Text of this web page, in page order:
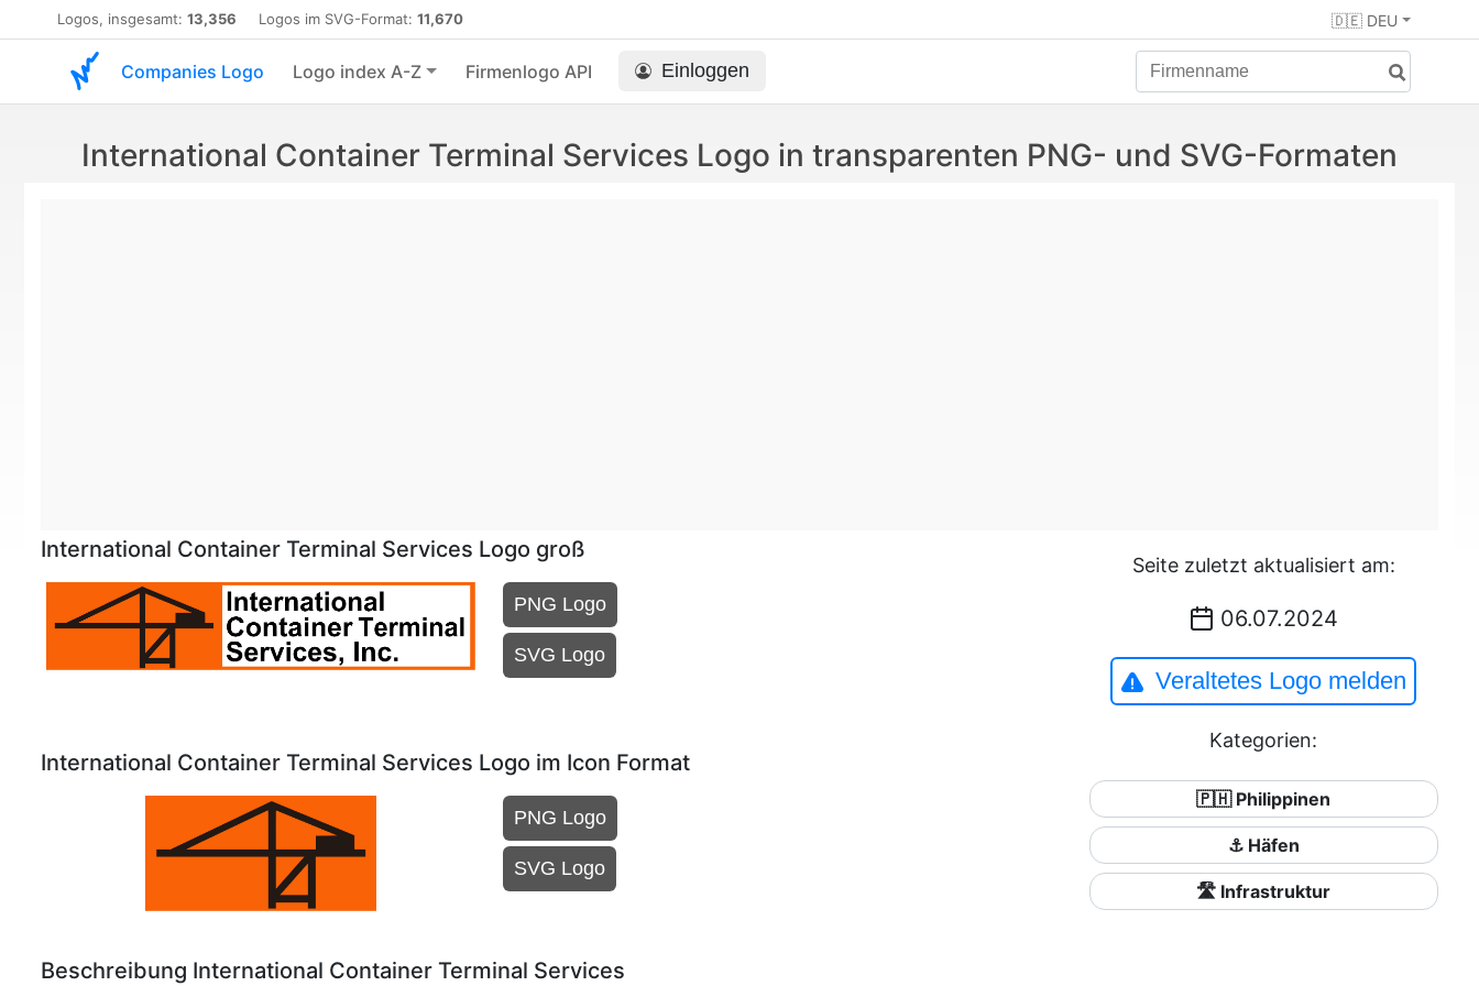
Logos, insgesamt: 13,356 Logos im SVG-Format: 11,670 🇩🇪 DEU
Companies Logo Logo index A-Z Firmenlogo API Einloggen
International Container Terminal Services Logo in transparenten PNG- und SVG-Formaten
International Container Terminal Services Logo groß
PNG Logo
SVG Logo
International Container Terminal Services Logo im Icon Format
PNG Logo
SVG Logo
Beschreibung International Container Terminal Services
Seite zuletzt aktualisiert am:
06.07.2024
Veraltetes Logo melden
Kategorien:
🇵🇭 Philippinen
⚓ Häfen
🛣️ Infrastruktur